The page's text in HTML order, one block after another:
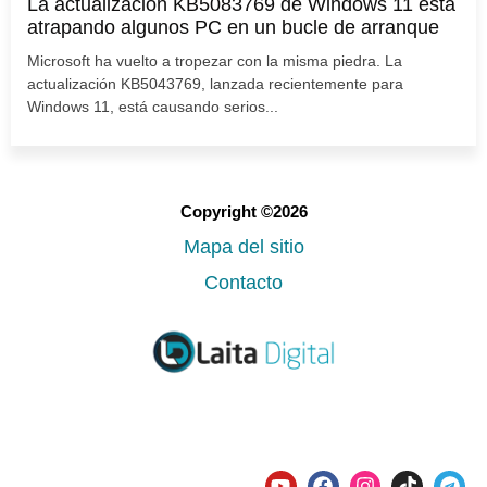
atrapando algunos PC en un bucle de arranque
Microsoft ha vuelto a tropezar con la misma piedra. La
actualización KB5043769, lanzada recientemente para
Windows 11, está causando serios...
Copyright ©2026
Mapa del sitio
Contacto